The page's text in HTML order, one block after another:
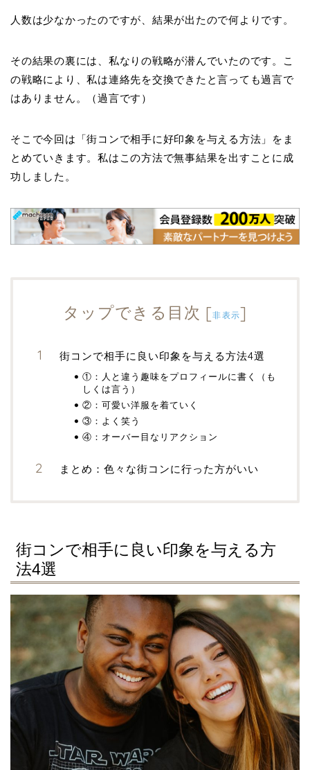
人数は少なかったのですが、結果が出たので何よりです。
その結果の裏には、私なりの戦略が潜んでいたのです。こ
の戦略により、私は連絡先を交換できたと言っても過言で
はありません。（過言です）
そこで今回は「街コンで相手に好印象を与える方法」をま
とめていきます。私はこの方法で無事結果を出すことに成
功しました。
タップできる目次 [非表示]
街コンで相手に良い印象を与える方法4選
①：人と違う趣味をプロフィールに書く（も
しくは言う）
②：可愛い洋服を着ていく
③：よく笑う
④：オーバー目なリアクション
まとめ：色々な街コンに行った方がいい
街コンで相手に良い印象を与える方
法4選